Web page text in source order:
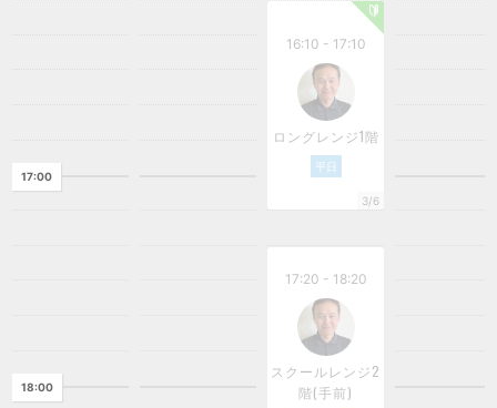
16:10 - 17:10
ロングレンジ1階
平日
3/6
17:20 - 18:20
スクールレンジ2
階(手前)
17:00
18:00